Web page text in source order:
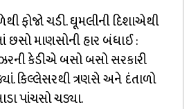
ફોજો ચડી. ઘૂમલીની દિશાએથી
છસો માણસોની હાર બંધાઈ :
કેડીએ બસો બસો સરકારી
કિલ્લેસરથી ત્રણસે અને દંતાળો
પાંચસો ચડ્યા.